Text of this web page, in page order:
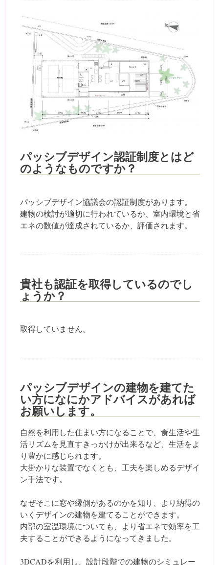
パッシブデザイン認証制度とはど
のようなものですか？
パッシブデザイン協議会の認証制度があります。
建物の検討が適切に行われているか、室内環境と省
エネの数値が達成されているか、評価されます。
貴社も認証を取得しているのでし
ょうか？
取得していません。
パッシブデザインの建物を建てた
い方になにかアドバイスがあれば
お願いします。
自然を利用した住まい方になることで、食生活や生
活リズムを見直すきっかけが出来るなど、生活をよ
り豊かに感じられます。
大掛かりな装置でなくとも、工夫を楽しめるデザイ
ン手法です。
なぜそこに窓や縁側があるのかを知り、より納得の
いくデザインの建物を建てることができます。
内部の室温環境についても、より省エネで効率を工
夫することができるようになってきました。
3DCADを利用し、設計段階での建物のシミュレー